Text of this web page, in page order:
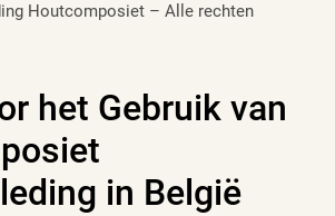
Houtcomposiet – Alle rechten
het Gebruik van
in België